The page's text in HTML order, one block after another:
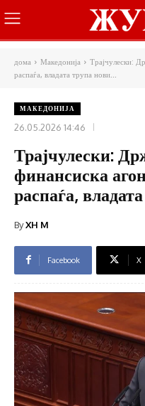
дома Македонија
Трајчулески:
распаѓа, владата трупа нови...
МАКЕДОНИЈА
26.05.2026 14:46
Трајчулески:
финансиска
распаѓа,
ByXH M
Facebook X